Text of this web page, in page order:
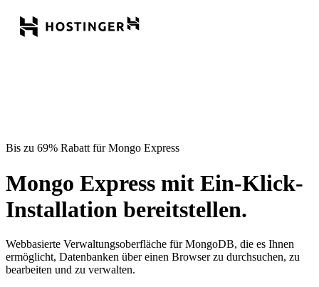
Bis zu 69% Rabatt für Mongo Express
Mongo Express mit Ein-Klick-
Installation bereitstellen.
Webbasierte Verwaltungsoberfläche für MongoDB, die es Ihnen
ermöglicht, Datenbanken über einen Browser zu durchsuchen, zu
bearbeiten und zu verwalten.